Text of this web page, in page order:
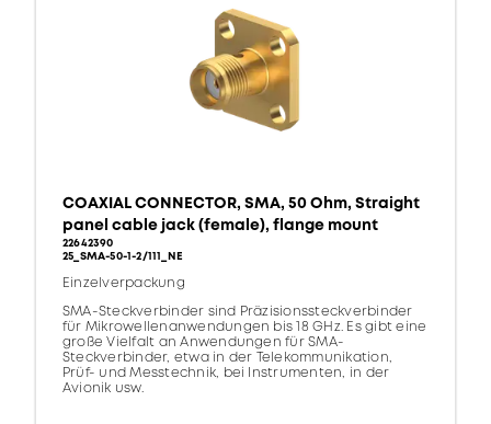
COAXIAL CONNECTOR, SMA, 50 Ohm, Straight
panel cable jack (female), flange mount
22642390
25_SMA-50-1-2/111_NE
Einzelverpackung
SMA-Steckverbinder sind Präzisionssteckverbinder
für Mikrowellenanwendungen bis 18 GHz. Es gibt eine
große Vielfalt an Anwendungen für SMA-
Steckverbinder, etwa in der Telekommunikation,
Prüf- und Messtechnik, bei Instrumenten, in der
Avionik usw.